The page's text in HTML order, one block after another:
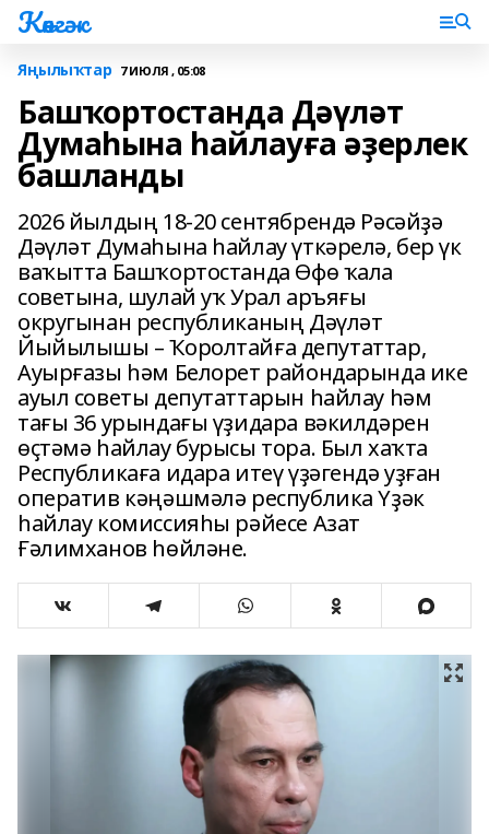
Көнгәк
Яңылыҡтар 7 ИЮЛЯ , 05:08
Башҡортостанда Дәүләт
Думаһына һайлауға әҙерлек
башланды
2026 йылдың 18-20 сентябрендә Рәсәйҙә
Дәүләт Думаһына һайлау үткәрелә, бер үк
ваҡытта Башҡортостанда Өфө ҡала
советына, шулай уҡ Урал аръяғы
округынан республиканың Дәүләт
Йыйылышы – Ҡоролтайға депутаттар,
Ауырғазы һәм Белорет райондарында ике
ауыл советы депутаттарын һайлау һәм
тағы 36 урындағы үҙидара вәкилдәрен
өҫтәмә һайлау бурысы тора. Был хаҡта
Республикаға идара итеү үҙәгендә уҙған
оператив кәңәшмәлә республика Үҙәк
һайлау комиссияһы рәйесе Азат
Ғәлимханов һөйләне.